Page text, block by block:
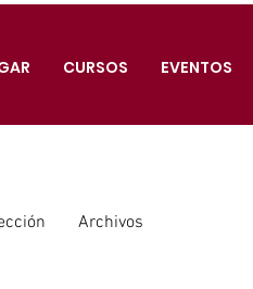
CURSOS EVENTOS
Archivos